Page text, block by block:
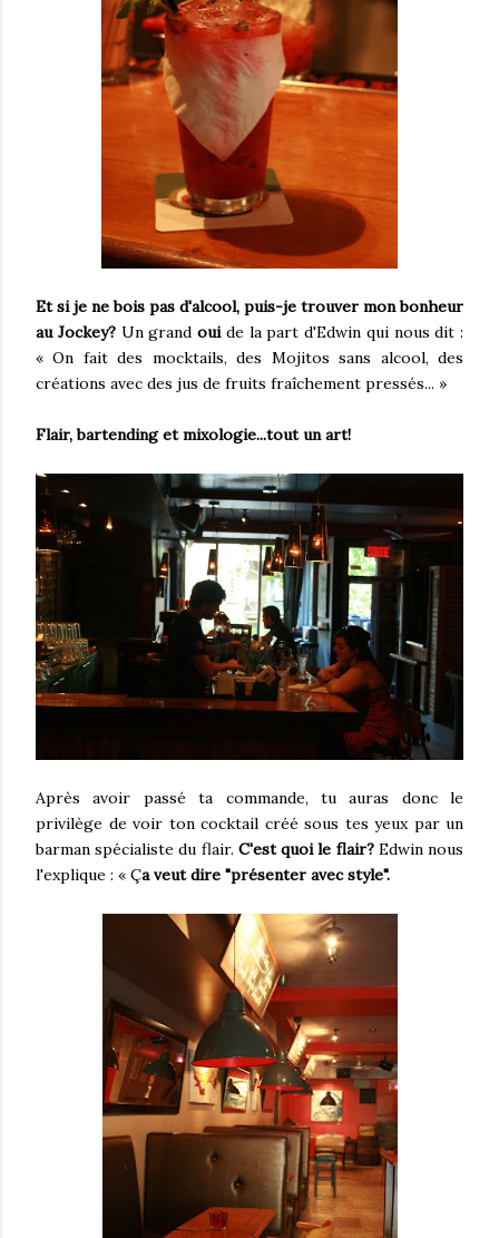
Et si je ne bois pas d'alcool, puis-je trouver mon bonheur
au Jockey? Un grand ouide la part d'Edwin qui nous dit :
« On fait des mocktails, des Mojitos sans alcool, des
créations avec des jus de fruits fraîchement pressés... »
Flair, bartending et mixologie...tout un art!
Après avoir passé ta commande, tu auras donc le
privilège de voir ton cocktail créé sous tes yeux par un
barman spécialiste du flair. C'est quoi le flair?Edwin nous
l'explique : « Ça veut dire "présenter avec style".